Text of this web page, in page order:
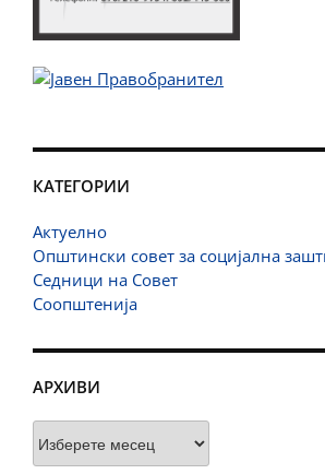
КАТЕГОРИИ
Актуелно
Општински совет за социјална
Седници на Совет
Соопштенија
АРХИВИ